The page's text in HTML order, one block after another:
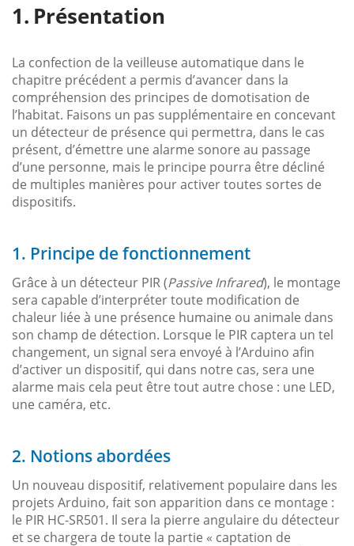
Présentation
La confection de la veilleuse automatique dans le
chapitre précédent a permis d’avancer dans la
compréhension des principes de domotisation de
l’habitat. Faisons un pas supplémentaire en concevant
un détecteur de présence qui permettra, dans le cas
présent, d’émettre une alarme sonore au passage
d’une personne, mais le principe pourra être décliné
de multiples manières pour activer toutes sortes de
dispositifs.
1. Principe de fonctionnement
Grâce à un détecteur PIR (Passive Infrared), le montage
sera capable d’interpréter toute modification de
chaleur liée à une présence humaine ou animale dans
son champ de détection. Lorsque le PIR captera un tel
changement, un signal sera envoyé à l’Arduino afin
d’activer un dispositif, qui dans notre cas, sera une
alarme mais cela peut être tout autre chose : une LED,
une caméra, etc.
2. Notions abordées
Un nouveau dispositif, relativement populaire dans les
projets Arduino, fait son apparition dans ce montage :
le PIR HC-SR501. Il sera la pierre angulaire du détecteur
et se chargera de toute la partie « captation de